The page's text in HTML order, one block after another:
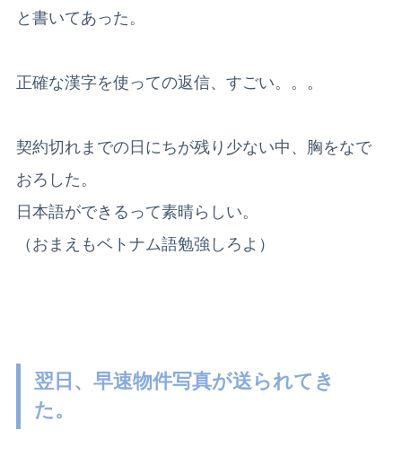
と書いてあった。
正確な漢字を使っての返信、すごい。。。
契約切れまでの日にちが残り少ない中、胸をなで
おろした。
日本語ができるって素晴らしい。
（おまえもベトナム語勉強しろよ）
翌日、早速物件写真が送られてき
た。